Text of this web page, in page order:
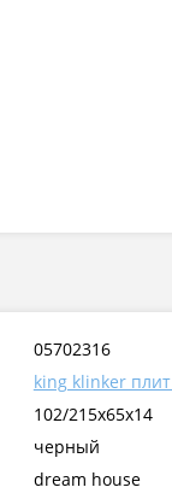
05702316
king klinker
102/215x65x14
черный
dream house